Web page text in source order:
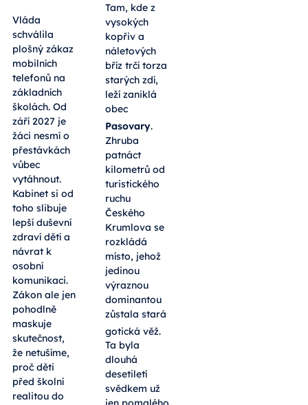
Vláda
schválila
plošný zákaz
mobilních
telefonů na
základních
školách. Od
září 2027 je
žáci nesmí o
přestávkách
vůbec
vytáhnout.
Kabinet si od
toho slibuje
lepší duševní
zdraví dětí a
návrat k
osobní
komunikaci.
Zákon ale jen
pohodlně
maskuje
skutečnost,
že netušíme,
proč děti
před školní
realitou do
Tam, kde z
vysokých
kopřiv a
náletových
bříz trčí torza
starých zdí,
leží zaniklá
obec
Pasovary.
Zhruba
patnáct
kilometrů od
turistického
ruchu
Českého
Krumlova se
rozkládá
místo, jehož
jedinou
výraznou
dominantou
zůstala stará
gotická věž.
Ta byla
dlouhá
desetiletí
svědkem už